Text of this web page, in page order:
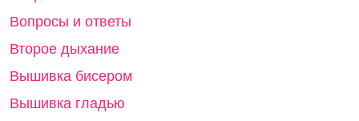
Вопросы и ответы
Второе дыхание
Вышивка бисером
Вышивка гладью